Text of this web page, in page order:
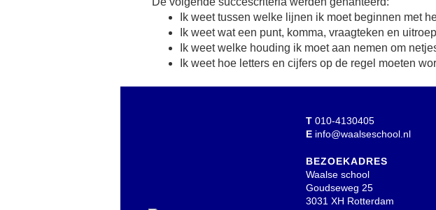
Ik weet tussen welke lijnen ik moet beginnen met
Ik weet wat een punt, komma, vraagteken en
Ik weet welke houding ik moet aan nemen om
Ik weet hoe letters en cijfers op de regel moeten
T 010-4130405
E info@waalseschool.nl
BEZOEKADRES
Waalse school
Goudseweg 25
3031 XH Rotterdam